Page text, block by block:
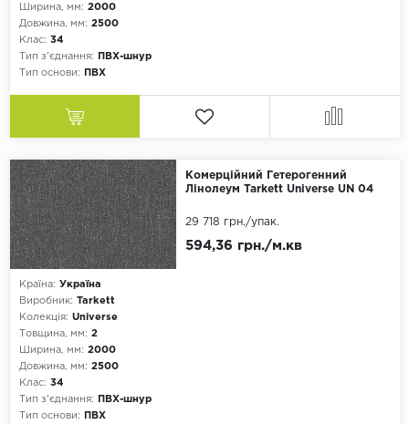
Формат
Ширина, мм: 2000
Довжина, мм: 2500
Клас: 34
Тип з'єднання:
ПВХ-шнур
Тип основи:
ПВХ
Комерційний Гетерогенний
Лінолеум Tarkett Universe UN 04
Країна: Україна
Виробник: Tarkett
Колекція: Universe
Товщина, мм: 2
Ширина, мм: 2000
Довжина, мм: 2500
Клас: 34
Тип з'єднання:
ПВХ-шнур
Тип основи:
ПВХ
594,36 грн./м.кв
29 718 грн./упак.